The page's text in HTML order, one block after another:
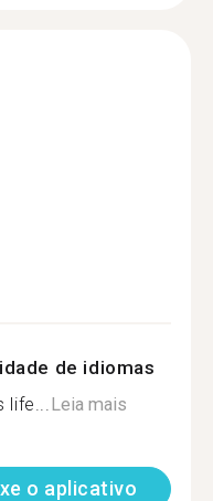
de idiomas
life...Leia mais
o aplicativo